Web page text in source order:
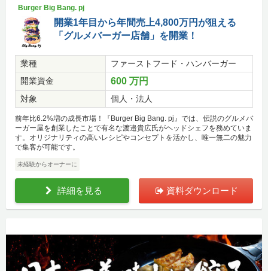
Burger Big Bang. pj
開業1年目から年間売上4,800万円が狙える
「グルメバーガー店舗」を開業！
業種
ファーストフード・ハンバーガー
開業資金
600 万円
対象 個人・法人
前年比6.2%増の成長市場！『Burger Big Bang. pj』では、伝説のグルメバ
ーガー屋を創業したことで有名な渡邉貴広氏がヘッドシェフを務めていま
す。オリジナリティの高いレシピやコンセプトを活かし、唯一無二の魅力
で集客が可能です。
未経験からオーナーに
詳細を見る 資料ダウンロード